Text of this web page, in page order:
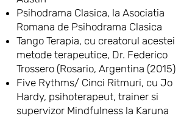
Psihodrama Clasica, la Asociatia
Romana de Psihodrama Clasica
Tango Terapia, cu creatorul acestei
metode terapeutice, Dr. Federico
Trossero (Rosario, Argentina (2015)
Five Rythms/ Cinci Ritmuri, cu Jo
Hardy, psihoterapeut, trainer si
supervizor Mindfulness la Karuna